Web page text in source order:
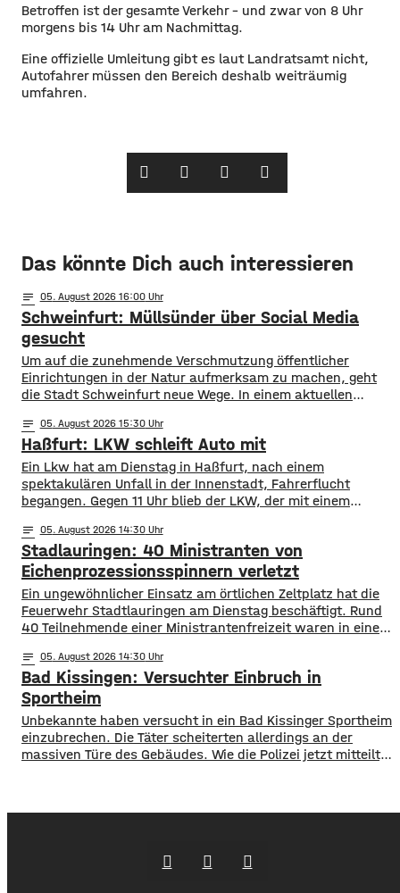
Betroffen ist der gesamte Verkehr – und zwar von 8 Uhr
morgens bis 14 Uhr am Nachmittag.
Eine offizielle Umleitung gibt es laut Landratsamt nicht,
Autofahrer müssen den Bereich deshalb weiträumig
umfahren.
Das könnte Dich auch interessieren
notes 05. August 2026 16:00
Schweinfurt: Müllsünder über Social Media
gesucht
Um auf die zunehmende Verschmutzung öffentlicher
Einrichtungen in der Natur aufmerksam zu machen, geht
die Stadt Schweinfurt neue Wege. In einem aktuellen
Bildern die Verschmutzung am Haardthäußchen im
Stadtwald und ruft die Verursacher zum Aufräumen auf.
Gleichzeitig werden Zeugen gesucht und darauf
hingewiesen, dass Bußgelder bis …
notes 05. August 2026 15:30
Haßfurt: LKW schleift Auto mit
Ein Lkw hat am Dienstag in Haßfurt, nach einem
spektakulären Unfall in der Innenstadt, Fahrerflucht
begangen. Gegen 11 Uhr blieb der LKW, der mit einem
hängen. Das Gespann schleifte das Auto mehrere Meter
mit und fuhr dann einfach davon. Der PKW wurde an der
Front massiv beschädigt, der
notes 05. August 2026 14:30
Stadlauringen: 40 Ministranten von
Eichenprozessionsspinnern verletzt
Ein ungewöhnlicher Einsatz am örtlichen Zeltplatz hat die
Feuerwehr Stadtlauringen am Dienstag beschäftigt. Rund
40 Teilnehmende einer Ministrantenfreizeit waren in einem
Eichenprozessionsspinners in Kontakt gekommen. Da die
Betroffenen auch mit den anderen Teilnehmern der Freizeit
Kontakt hatten mussten schließlich alle 94 Camper
untersucht werden. Die Haare der
Eichenprozessionsspinner können schwere
notes 05. August 2026 14:30
Bad Kissingen: Versuchter Einbruch in
Sportheim
Unbekannte haben versucht in ein Bad Kissinger Sportheim
einzubrechen. Die Täter scheiterten allerdings an der
massiven Türe des Gebäudes. Wie die Polizei jetzt mitteilt,